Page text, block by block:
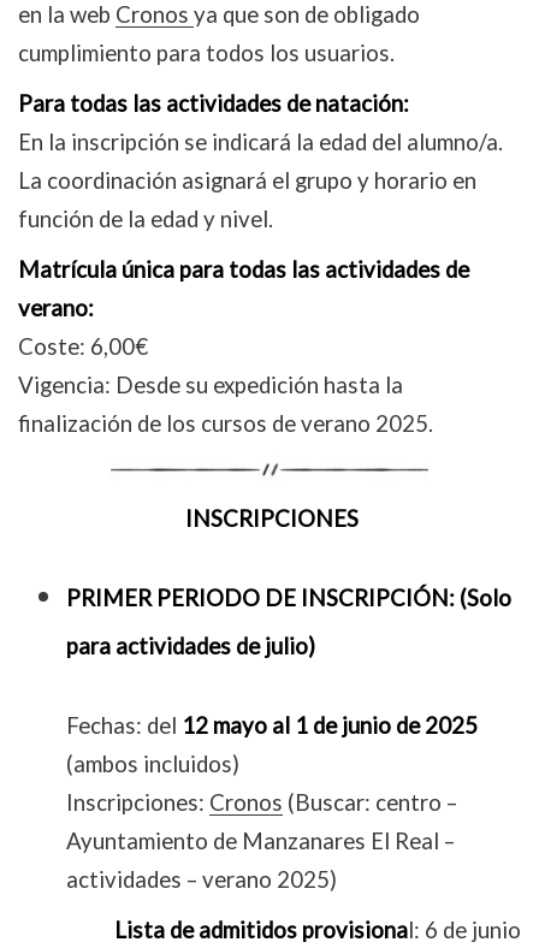
en la web Cronos ya que son de obligado
cumplimiento para todos los usuarios.
Para todas las actividades de natación:
En la inscripción se indicará la edad del alumno/a.
La coordinación asignará el grupo y horario en
función de la edad y nivel.
Matrícula única para todas las actividades de
verano:
Coste: 6,00€
Vigencia: Desde su expedición hasta la
finalización de los cursos de verano 2025.
INSCRIPCIONES
PRIMER PERIODO DE INSCRIPCIÓN: (Solo
para actividades de julio)
Fechas: del 12 mayo al 1 de junio de 2025
(ambos incluidos)
Inscripciones: Cronos (Buscar: centro –
Ayuntamiento de Manzanares El Real –
actividades – verano 2025)
Lista de admitidos provisional: 6 de junio